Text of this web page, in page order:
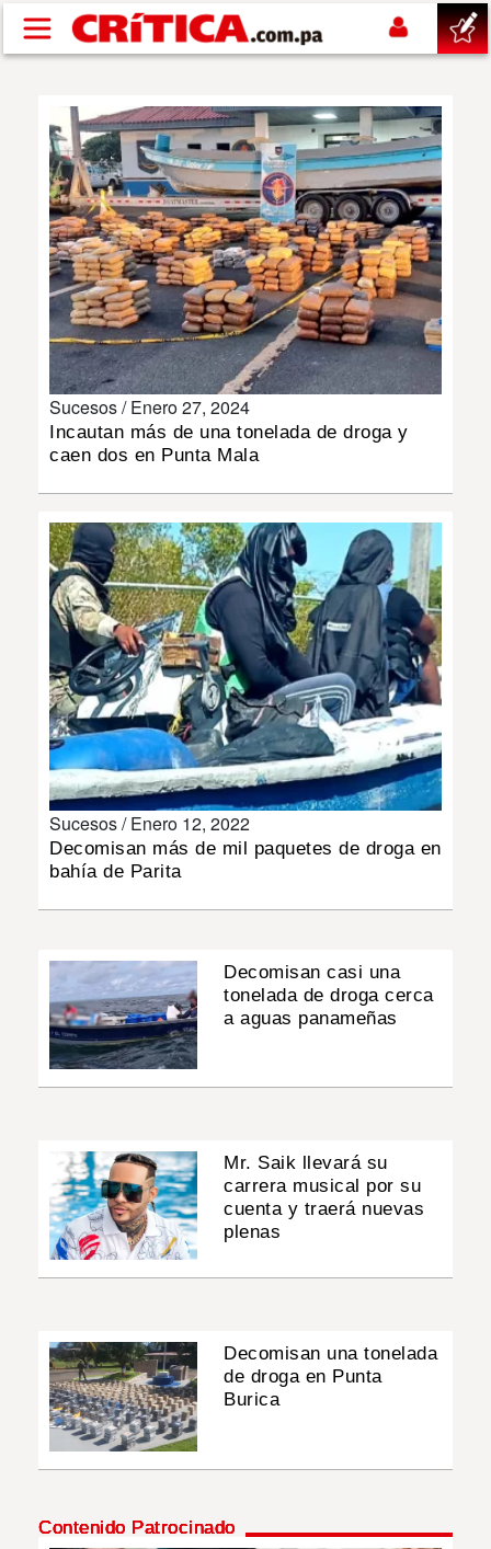
Pasar al contenido principal
SUCESOS
NACIONAL
POLÍTICA
SHOW
DEPORTES
INSÓLITAS
MULTIMEDIA
IMPRESO
Sucesos /Enero 27, 2024
Incautan más de una tonelada de droga y
caen dos en Punta Mala
Sucesos /Enero 12, 2022
Decomisan más de mil paquetes de droga en
bahía de Parita
Decomisan casi una
tonelada de droga cerca
a aguas panameñas
Mr. Saik llevará su
carrera musical por su
cuenta y traerá nuevas
plenas
Decomisan una tonelada
de droga en Punta
Burica
Contenido Patrocinado